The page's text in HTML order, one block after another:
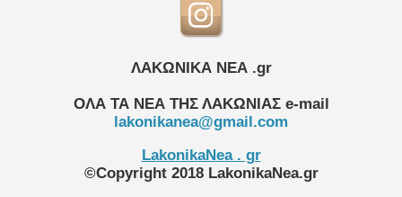
ΛΑΚΩΝΙΚΑ ΝΕΑ .gr
ΟΛΑ ΤΑ ΝΕΑ ΤΗΣ ΛΑΚΩΝΙΑΣ e-mail
lakonikanea@gmail.com
LakonikaNea . gr
©Copyright 2018 LakonikaNea.gr